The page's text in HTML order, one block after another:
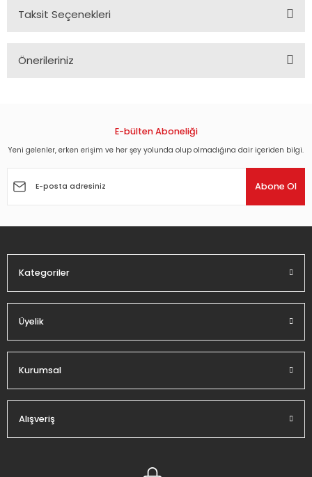
Taksit Seçenekleri
Önerileriniz
Görüş ve önerileriniz için teşekkür ederiz.
Ürün açıklamasında eksik bilgiler bulunuyor.
Ürün fiyatı diğer sitelerden daha pahalı.
E-bülten Aboneliği
Yeni gelenler, erken erişim ve her şey yolunda olup olmadığına dair içeriden bilgi.
Abone Ol
Kategoriler
Üyelik
Kurumsal
Alışveriş